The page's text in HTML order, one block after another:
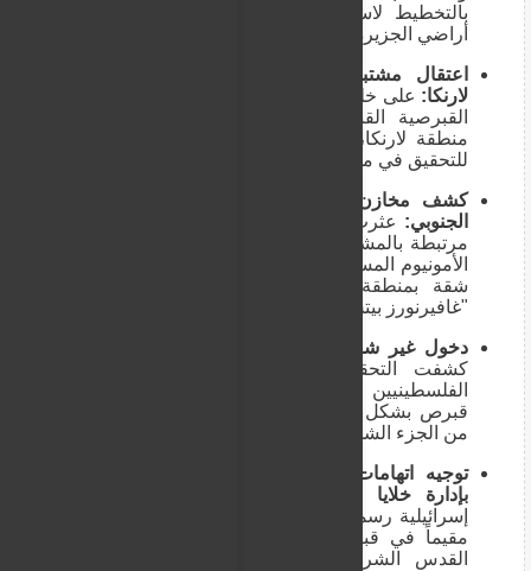
بالتخطيط لاستهداف مواطنين إسرائيليين على
أراضي الجزيرة.
اعتقال مشتبه بهما فلسطينيين إضافيين في
لارنكا: على خلفية التحقيقات ذاتها، ألقت الشرطة
القبرصية القبض على فلسطينيين آخرين في
منطقة لارنكا، ومددت محكمة لارنكا احتجازهما
للتحقيق في مدى ارتباطهما بالمخطط.
كشف مخازن للمتفجرات في لارنكا والساحل
الجنوبي: عثرت الشرطة القبرصية في مداهمات
مرتبطة بالمشتبه بهم على مواد كيميائية ونترات
الأمونيوم المستخدمة في تصنيع المتفجرات داخل
شقة بمنطقة "كاماريس" ومنزل في منطقة
"غافيرنورز بيتش".
دخول غير شرعي عبر الجزء الشمالي المحتل:
كشفت التحقيقات الأمنية أن أحد المتهمين
الفلسطينيين الرئيسيين كان يقيم في جمهورية
قبرص بشكل غير قانوني بعد تسلله عبر الحدود
من الجزء الشمالي الخاضع للاحتلال التركي.
توجيه اتهامات لـ "عنصر حماس في قبرص"
بإدارة خلايا في القدس:
إسرائيلية رسمية أن عنصراً ينتمي لحركة حماس
مقيماً في قبرص، كان يدير ويوجّه شابين في
القدس الشرقية لالتقاط صور لنقاط تفتيش